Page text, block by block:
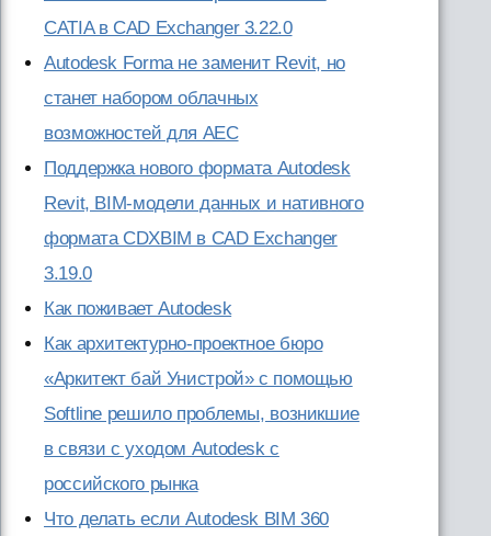
CATIA в CAD Exchanger 3.22.0
Autodesk Forma не заменит Revit, но
станет набором облачных
возможностей для AEC
Поддержка нового формата Autodesk
Revit, BIM-модели данных и нативного
формата CDXBIM в CAD Exchanger
3.19.0
Как поживает Autodesk
Как архитектурно-проектное бюро
«Аркитект бай Унистрой» с помощью
Softline решило проблемы, возникшие
в связи с уходом Autodesk с
российского рынка
Что делать если Autodesk BIM 360